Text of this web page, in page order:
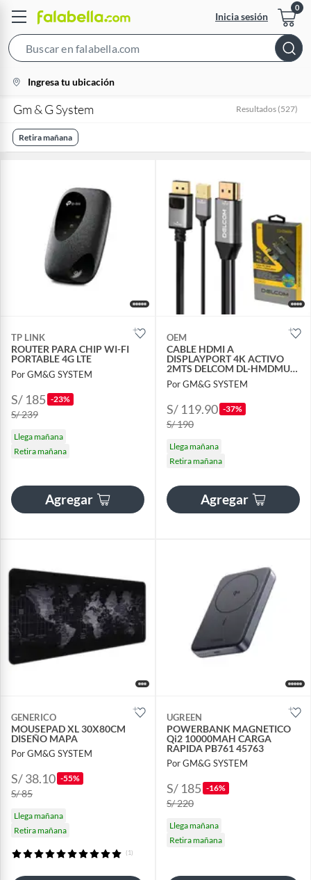
Inicia sesión
Bar
location-
icon
Ingresa tu ubicación
Gm & G System Resultados (527)
Retira mañana
TP LINK
ROUTER PARA CHIP WI-FI
PORTABLE 4G LTE
Por GM&G SYSTEM
S/ 185 -23%
S/ 239
Llega mañana
Retira mañana
Agregar
OEM
CABLE HDMI A
DISPLAYPORT 4K ACTIVO
2MTS DELCOM DL-HMDMU-
02
Por GM&G SYSTEM
S/ 119.90 -37%
S/ 190
Llega mañana
Retira mañana
Agregar
GENERICO
MOUSEPAD XL 30X80CM
DISEÑO MAPA
Por GM&G SYSTEM
S/ 38.10 -55%
S/ 85
Llega mañana
Retira mañana
(1)
UGREEN
POWERBANK MAGNETICO
Qi2 10000MAH CARGA
RAPIDA PB761 45763
Por GM&G SYSTEM
S/ 185 -16%
S/ 220
Llega mañana
Retira mañana